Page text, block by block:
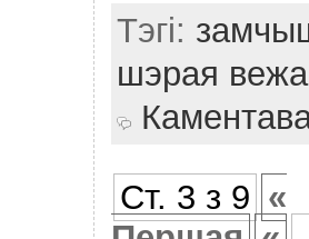
Тэгі:
шэрая вежа
Ст. 3 з 9 «